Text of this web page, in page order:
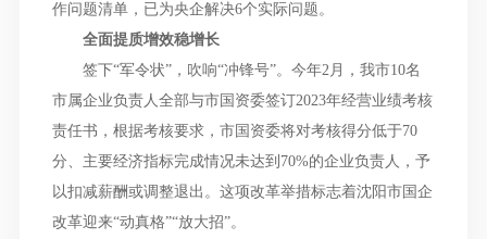
作问题清单，已为央企解决6个实际问题。
全面提质增效稳增长
签下“军令状”，吹响“冲锋号”。今年2月，我市10名
市属企业负责人全部与市国资委签订2023年经营业绩考核
责任书，根据考核要求，市国资委将对考核得分低于70
分、主要经济指标完成情况未达到70%的企业负责人，予
以扣减薪酬或调整退出。这项改革举措标志着沈阳市国企
改革迎来“动真格”“放大招”。